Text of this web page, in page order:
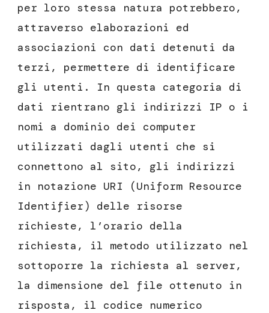
per loro stessa natura potrebbero,
attraverso elaborazioni ed
associazioni con dati detenuti da
terzi, permettere di identificare
gli utenti. In questa categoria di
dati rientrano gli indirizzi IP o i
nomi a dominio dei computer
utilizzati dagli utenti che si
connettono al sito, gli indirizzi
in notazione URI (Uniform Resource
Identifier) delle risorse
richieste, l’orario della
richiesta, il metodo utilizzato nel
sottoporre la richiesta al server,
la dimensione del file ottenuto in
risposta, il codice numerico